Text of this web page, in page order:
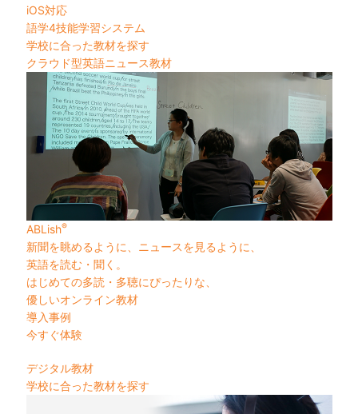
iOS対応
語学4技能学習システム
学校に合った教材を探す
クラウド型英語ニュース教材
ABLish®
新聞を眺めるように、ニュースを見るように、
英語を読む・聞く。
はじめての多読・多聴にぴったりな、
優しいオンライン教材
導入事例
今すぐ体験
デジタル教材
学校に合った教材を探す